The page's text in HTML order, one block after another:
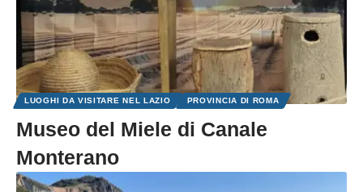
LUOGHI DA VISITARE NEL LAZIO PROVINCIA DI ROMA
Museo del Miele di Canale
Monterano